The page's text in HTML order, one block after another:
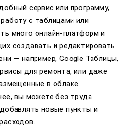
сервис или программу,
с таблицами или
много онлайн-платформ и
создавать и редактировать
— например, Google Таблицы,
для ремонта, или даже
в облаке.
вы можете без труда
новые пункты и